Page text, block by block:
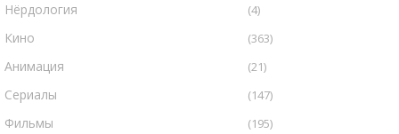
Нёрдология (4)
Кино (363)
Анимация (21)
Сериалы (147)
Фильмы (195)